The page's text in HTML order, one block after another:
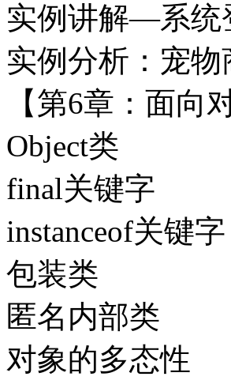
实例讲解—系统
实例分析：宠物
【第6章：面向
Object类
final关键字
instanceof关键字
包装类
匿名内部类
对象的多态性